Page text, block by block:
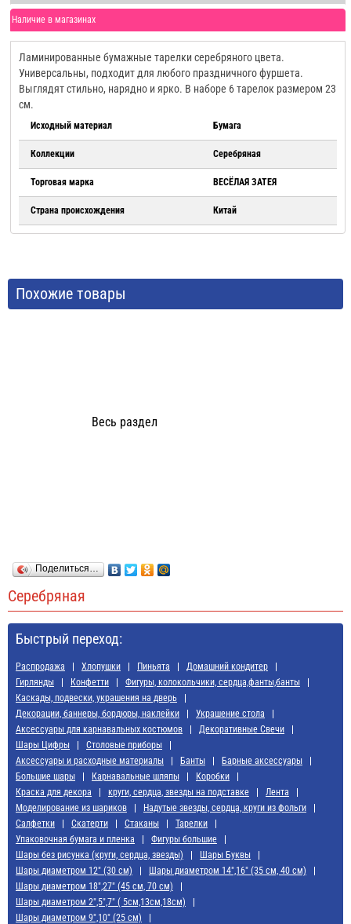
Наличие в магазинах
Ламинированные бумажные тарелки серебряного цвета.
Универсальны, подходит для любого праздничного фуршета.
Выглядят стильно, нарядно и ярко. В наборе 6 тарелок размером 23
см.
Исходный материал Бумага
Коллекции Серебряная
Торговая марка ВЕСЁЛАЯ ЗАТЕЯ
Страна происхождения Китай
Похожие товары
Весь раздел
Поделиться…
Серебряная
Быстрый переход:
Распродажа Хлопушки Пиньята
Домашний кондитер
Гирлянды
Конфетти
Фигуры, колокольчики, сердца,фанты,банты
Каскады, подвески, украшения на дверь
Декорации, баннеры, бордюры, наклейки
Украшение стола
Аксессуары для карнавальных костюмов
Декоративные Свечи
Шары Цифры
Cтоловые приборы
Аксессуары и расходные материалы
Банты
Барные аксессуары
Большие шары
Карнавальные шляпы
Коробки
Краска для декора
круги, сердца, звезды на подставке
Лента
Моделирование из шариков
Надутые звезды, сердца, круги из фольги
Салфетки
Скатерти Стаканы
Тарелки
Упаковочная бумага и пленка
Фигуры большие
Шары без рисунка (круги, сердца, звезды)
Шары Буквы
Шары диаметром 12" (30 см)
Шары диаметром 14",16" (35 см, 40 см)
Шары диаметром 18",27" (45 см, 70 см)
Шары диаметром 2",5",7" ( 5см,13см,18см)
Шары диаметром 9",10" (25 см)